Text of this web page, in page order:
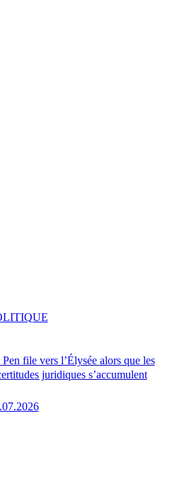
file vers l’Élysée alors que les
juridiques s’accumulent